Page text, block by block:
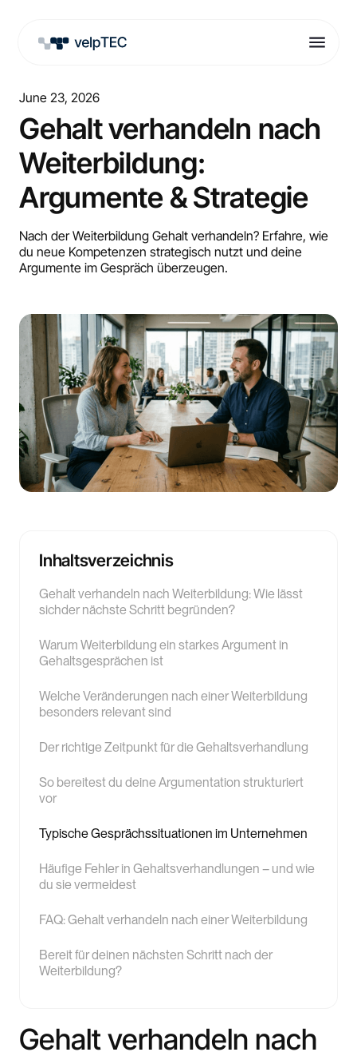
June 23, 2026
Gehalt verhandeln nach
Weiterbildung:
Argumente & Strategie
Nach der Weiterbildung Gehalt verhandeln? Erfahre, wie
du neue Kompetenzen strategisch nutzt und deine
Argumente im Gespräch überzeugen.
Inhaltsverzeichnis
Gehalt verhandeln nach Weiterbildung: Wie lässt
sichder nächste Schritt begründen?
Warum Weiterbildung ein starkes Argument in
Gehaltsgesprächen ist
Welche Veränderungen nach einer Weiterbildung
besonders relevant sind
Der richtige Zeitpunkt für die Gehaltsverhandlung
So bereitest du deine Argumentation strukturiert
vor
Typische Gesprächssituationen im Unternehmen
Häufige Fehler in Gehaltsverhandlungen – und wie
du sie vermeidest
FAQ: Gehalt verhandeln nach einer Weiterbildung
Bereit für deinen nächsten Schritt nach der
Weiterbildung?
Gehalt verhandeln nach